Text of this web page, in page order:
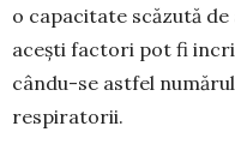
o capacitate scăzută
acești factori pot fi
cându-se astfel
respiratorii.